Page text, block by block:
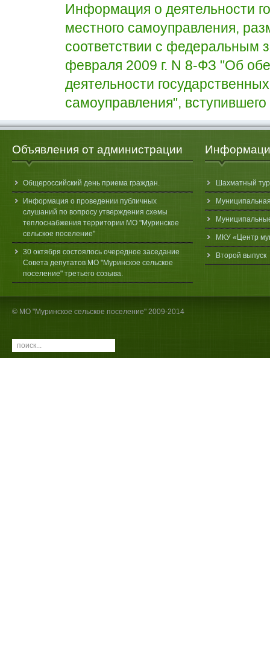
Информация о деятельности
местного самоуправления,
соответствии с федеральным
февраля 2009 г. N 8-ФЗ "Об
деятельности
самоуправления",
Объявления от администрации
Общероссийский день приема граждан.
Информация о проведении публичных
слушаний по вопросу утверждения схемы
теплоснабжения территории МО "Муринское
сельское поселение"
30 октября состоялось очередное заседание
Совета депутатов МО "Муринское сельское
поселение" третьего созыва.
Шахматный
МКУ «Центр
Второй выпуск
© МО "Муринское сельское поселение" 2009-2014